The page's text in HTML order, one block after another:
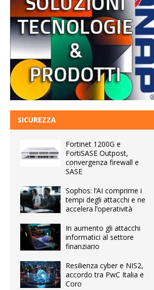
SICUREZZA
Fortinet 1200G e
FortiSASE Outpost,
convergenza firewall e
SASE
Sophos: l’AI comprime i
tempi degli attacchi e ne
accelera l’operatività
In aumento gli attacchi
informatici al settore
finanziario
Resilienza cyber e NIS2,
accordo tra PwC Italia e
Coro